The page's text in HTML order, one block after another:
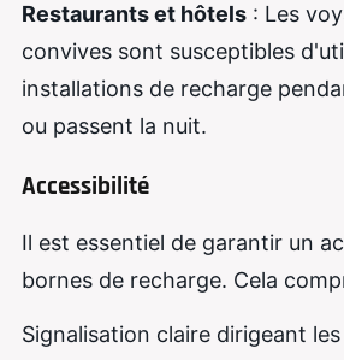
Restaurants et hôtels : Les
convives sont susceptibles
installations de recharge
ou passent la nuit.
Accessibilité
Il est essentiel de garantir un
bornes de recharge. Cela
Signalisation claire dirigeant